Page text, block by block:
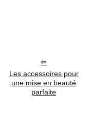
Les accessoires pour
une mise en beauté
parfaite